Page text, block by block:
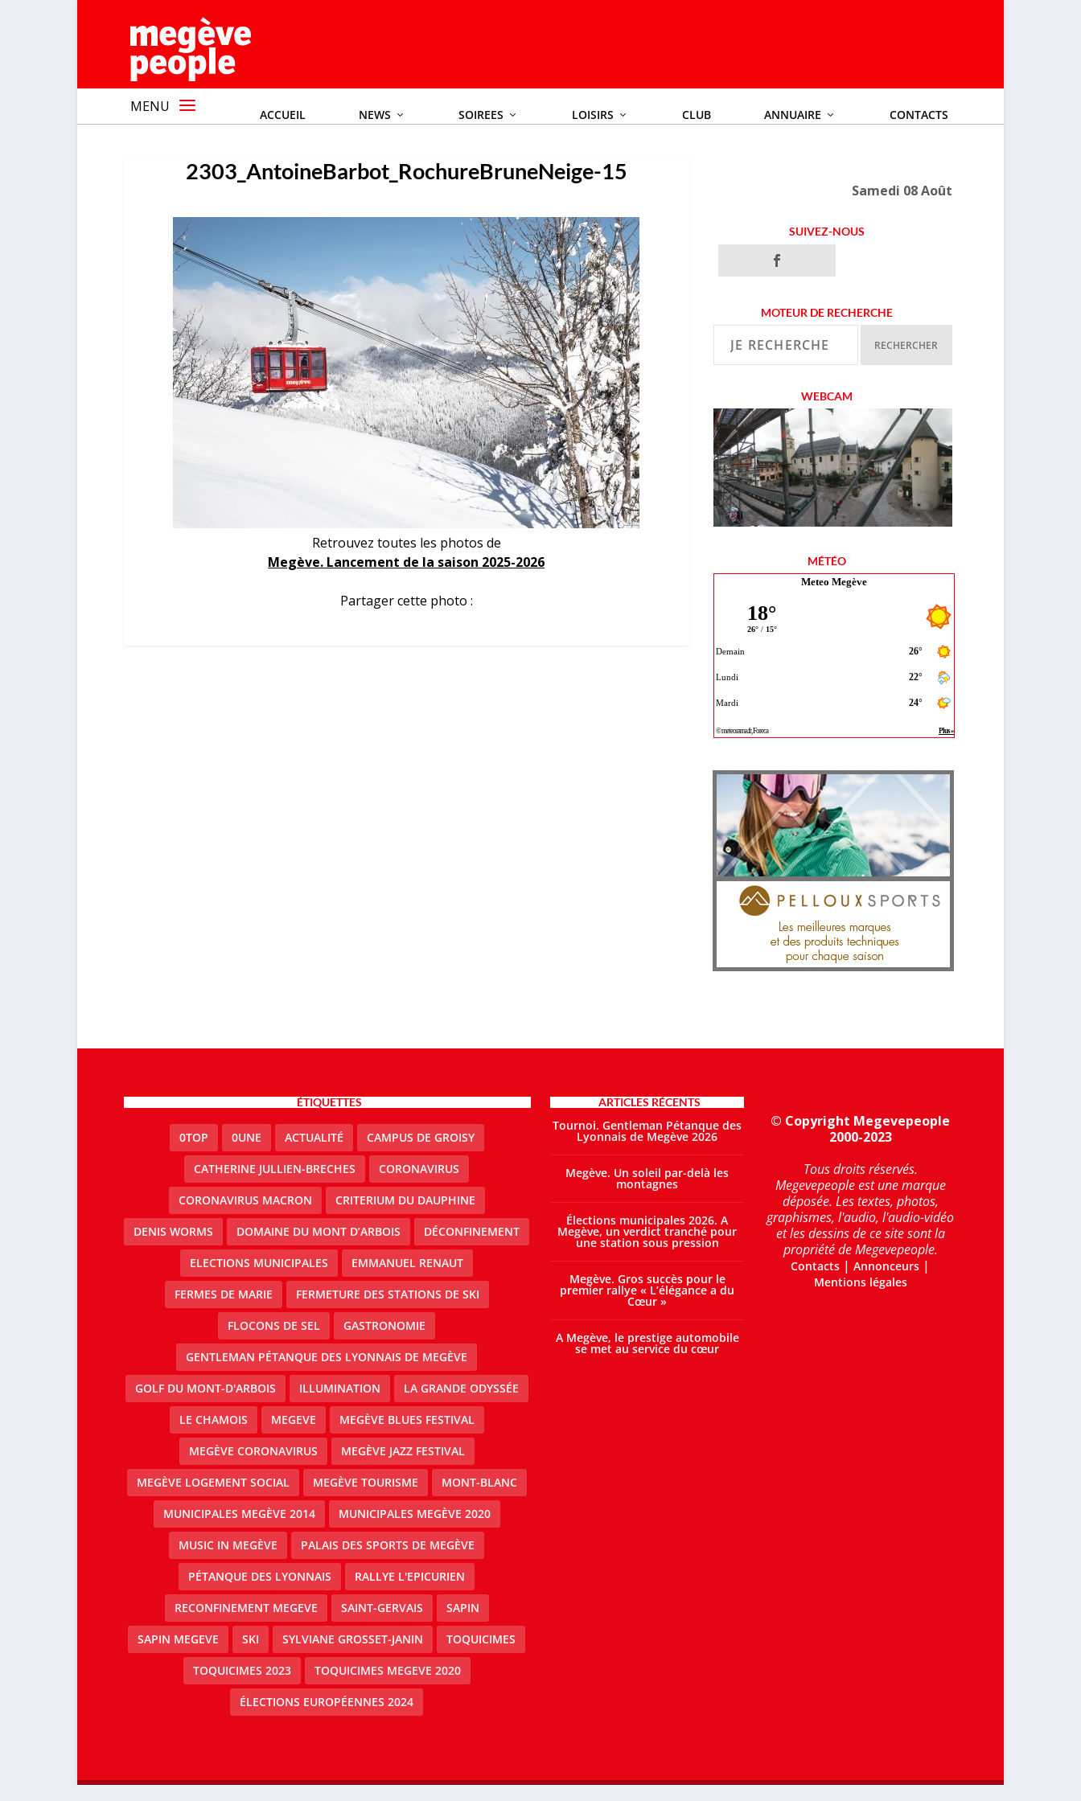
MENU ACCUEIL NEWS SOIREES LOISIRS CLUB ANNUAIRE CONTACTS
2303_AntoineBarbot_RochureBruneNeige-15
Retrouvez toutes les photos de
Megève. Lancement de la saison 2025-2026
Partager cette photo :
Samedi 08 Août
SUIVEZ-NOUS
MOTEUR DE RECHERCHE
WEBCAM
MÉTÉO
Meteo Megève
ÉTIQUETTES
0TOP 0UNE ACTUALITÉ CAMPUS DE GROISY
CATHERINE JULLIEN-BRECHES CORONAVIRUS
CORONAVIRUS MACRON CRITERIUM DU DAUPHINE
DENIS WORMS DOMAINE DU MONT D’ARBOIS DÉCONFINEMENT
ELECTIONS MUNICIPALES EMMANUEL RENAUT
FERMES DE MARIE FERMETURE DES STATIONS DE SKI
FLOCONS DE SEL GASTRONOMIE
GENTLEMAN PÉTANQUE DES LYONNAIS DE MEGÈVE
GOLF DU MONT-D'ARBOIS ILLUMINATION LA GRANDE ODYSSÉE
LE CHAMOIS MEGEVE MEGÈVE BLUES FESTIVAL
MEGÈVE CORONAVIRUS MEGÈVE JAZZ FESTIVAL
MEGÈVE LOGEMENT SOCIAL MEGÈVE TOURISME MONT-BLANC
MUNICIPALES MEGÈVE 2014 MUNICIPALES MEGÈVE 2020
MUSIC IN MEGÈVE PALAIS DES SPORTS DE MEGÈVE
PÉTANQUE DES LYONNAIS RALLYE L'EPICURIEN
RECONFINEMENT MEGEVE SAINT-GERVAIS SAPIN
SAPIN MEGEVE SKI SYLVIANE GROSSET-JANIN TOQUICIMES
TOQUICIMES 2023 TOQUICIMES MEGEVE 2020
ÉLECTIONS EUROPÉENNES 2024
ARTICLES RÉCENTS
Tournoi. Gentleman Pétanque des
Lyonnais de Megève 2026
Megève. Un soleil par-delà les
montagnes
Élections municipales 2026. A
Megève, un verdict tranché pour
une station sous pression
Megève. Gros succès pour le
premier rallye « L’élégance a du
Cœur »
A Megève, le prestige automobile
se met au service du cœur
© Copyright Megevepeople
2000-2023
Tous droits réservés.
Megevepeople est une marque
déposée. Les textes, photos,
graphismes, l'audio, l'audio-vidéo
et les dessins de ce site sont la
propriété de Megevepeople.
Contacts |Annonceurs |
Mentions légales